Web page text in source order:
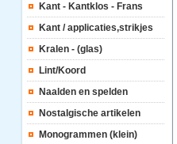
Kant - Kantklos - Frans
Kant / applicaties,strikjes
Kralen - (glas)
Lint/Koord
Naalden en spelden
Nostalgische artikelen
Monogrammen (klein)